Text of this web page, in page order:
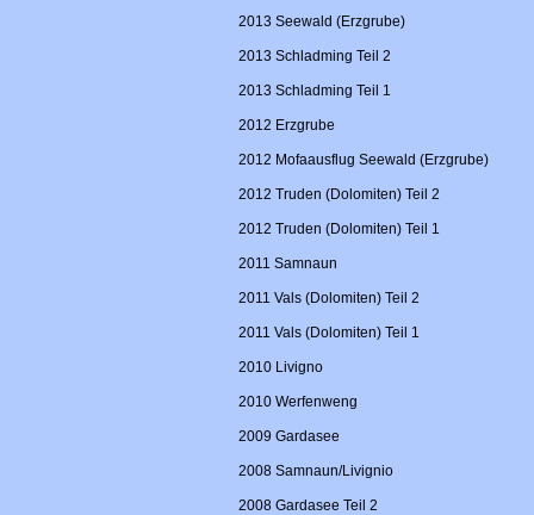
2013 Seewald (Erzgrube)
2013 Schladming Teil 2
2013 Schladming Teil 1
2012 Erzgrube
2012 Mofaausflug Seewald (Erzgrube)
2012 Truden (Dolomiten) Teil 2
2012 Truden (Dolomiten) Teil 1
2011 Samnaun
2011 Vals (Dolomiten) Teil 2
2011 Vals (Dolomiten) Teil 1
2010 Livigno
2010 Werfenweng
2009 Gardasee
2008 Samnaun/Livignio
2008 Gardasee Teil 2